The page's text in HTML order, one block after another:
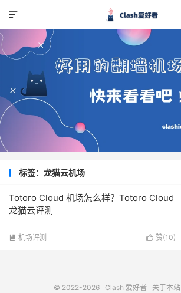

标签：龙猫云机场
Totoro Cloud 机场怎么样？Totoro Cloud
龙猫云评测
 赞(10)
 机场评测
© 2022-2026 Clash 爱好者 关于本站